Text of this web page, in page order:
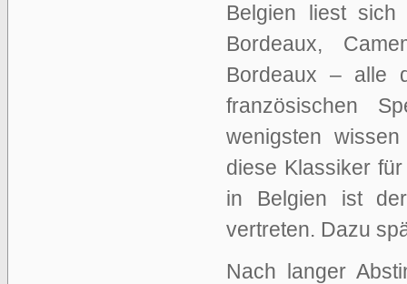
Belgien liest
Bordeaux,
Bordeaux – alle
französischen
wenigsten
diese Klassiker
in Belgien ist
vertreten. Dazu
Nach langer